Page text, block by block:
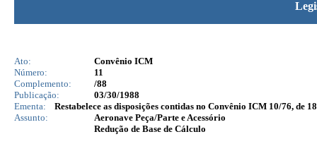
Ato:
Convênio ICM
Número:
11
Complemento:
/88
Publicação:
03/30/1988
Ementa:
Restabelece as disposições contidas no Convênio ICM 10/76, de
Assunto:
Aeronave Peça/Parte e Acessório
Redução de Base de Cálculo